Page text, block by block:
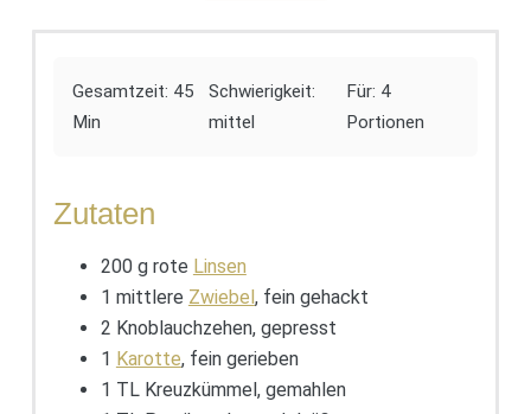
Gesamtzeit: 45
Min
Schwierigkeit:
mittel
Für: 4
Portionen
Zutaten
200 g rote Linsen
1 mittlere Zwiebel, fein gehackt
2 Knoblauchzehen, gepresst
1 Karotte, fein gerieben
1 TL Kreuzkümmel, gemahlen